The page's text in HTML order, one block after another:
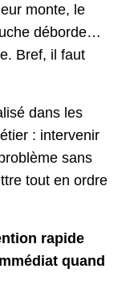
monte, le
déborde…
Bref, il faut
dans les
: intervenir
sans
tout en ordre
rapide
quand